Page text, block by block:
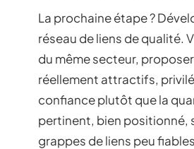
La prochaine étape ?
réseau de liens de qualité.
du même secteur,
réellement attractifs,
confiance plutôt que la
pertinent, bien positionné,
grappes de liens peu